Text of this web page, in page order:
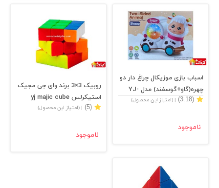
اسباب بازی موزیکال چراغ دار دو
چهره(گاو+گوسفند) مدل YJ-
3036
(3.18) | (امتیاز این محصول)
ناموجود
روبیک 3×3 برند وای جی مجیک
استیکرلس yj majic cube
3×3×3
(5) | (امتیاز این محصول)
ناموجود